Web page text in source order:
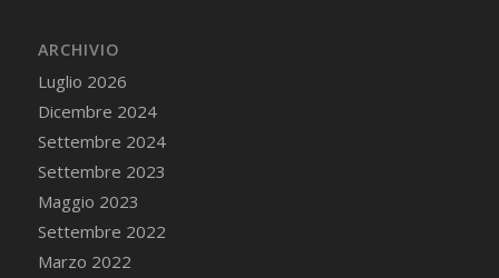
ARCHIVIO
Luglio 2026
Dicembre 2024
Settembre 2024
Settembre 2023
Maggio 2023
Settembre 2022
Marzo 2022